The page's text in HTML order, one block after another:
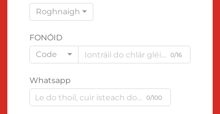
Roghnaigh
FONÓID
Code
0/16
Whatsapp
0/100